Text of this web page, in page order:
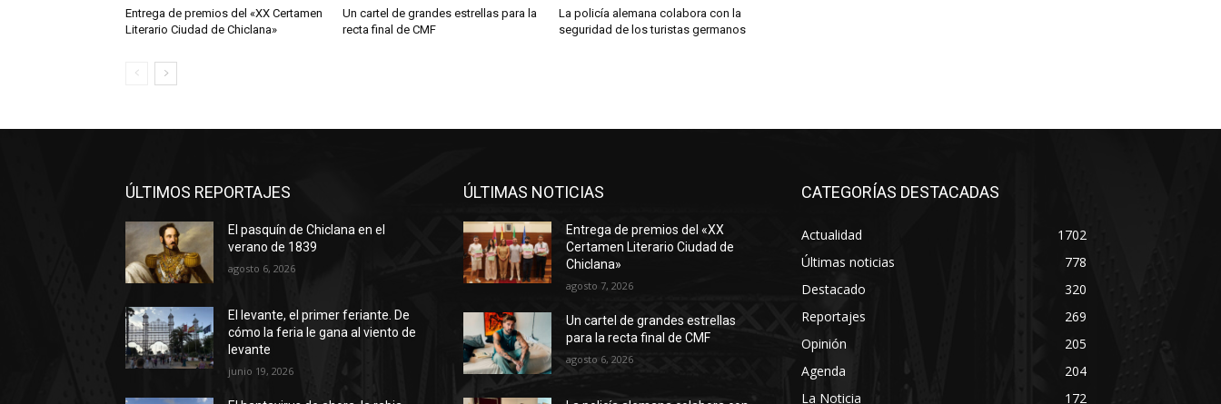
Entrega de premios del «XX Certamen
Literario Ciudad de Chiclana»
Un cartel de grandes estrellas para la
recta final de CMF
La policía alemana colabora con la
seguridad de los turistas germanos
ÚLTIMOS REPORTAJES
El pasquín de Chiclana en el
verano de 1839
agosto 6, 2026
El levante, el primer feriante. De
cómo la feria le gana al viento de
levante
junio 19, 2026
ÚLTIMAS NOTICIAS
Entrega de premios del «XX
Certamen Literario Ciudad de
Chiclana»
agosto 7, 2026
Un cartel de grandes estrellas
para la recta final de CMF
agosto 6, 2026
CATEGORÍAS DESTACADAS
Actualidad
1702
Últimas noticias
778
Destacado
320
Reportajes
269
Opinión
205
Agenda
204
La Noticia
172